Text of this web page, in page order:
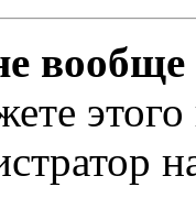
вообще
этого